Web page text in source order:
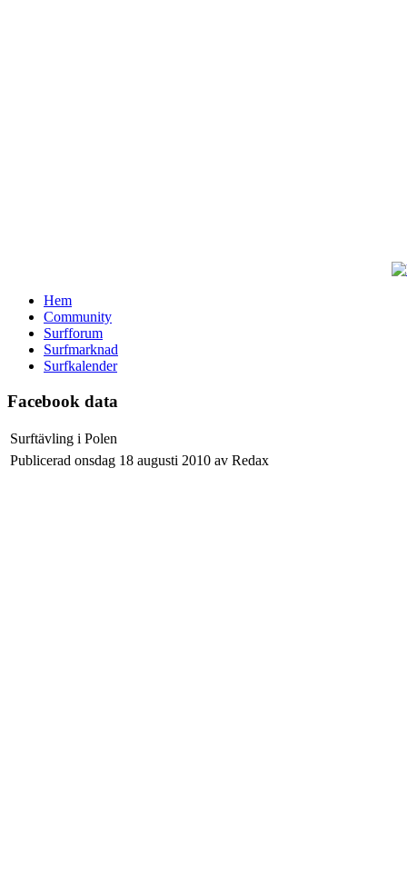
Hem
Community
Surfforum
Surfmarknad
Surfkalender
Facebook data
Surftävling i Polen
Publicerad onsdag 18 augusti 2010 av Redax